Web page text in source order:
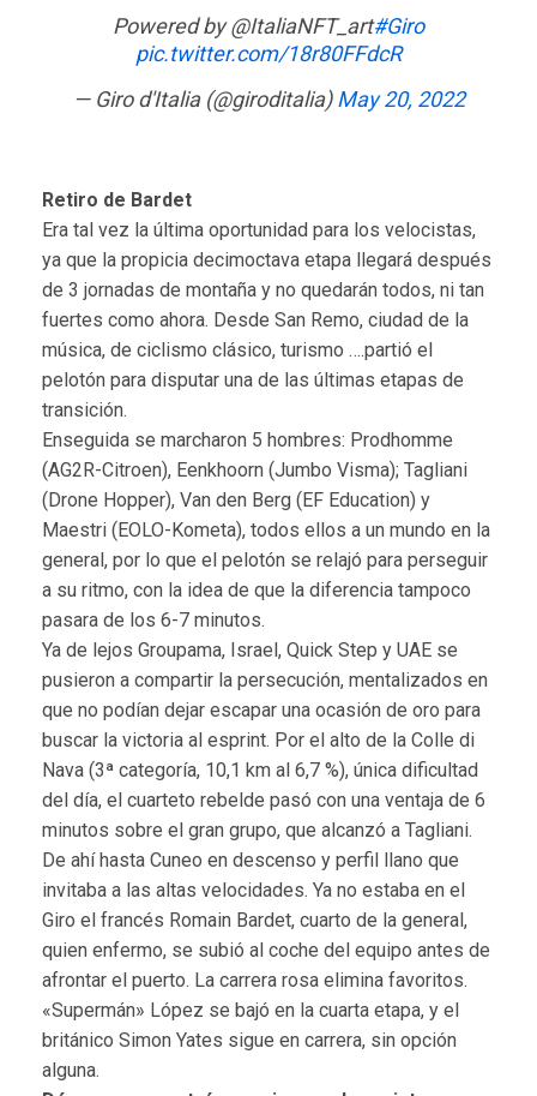
Powered by @ItaliaNFT_art#Giro
pic.twitter.com/18r80FFdcR
— Giro d'Italia (@giroditalia)May 20, 2022
Retiro de Bardet
Era tal vez la última oportunidad para los velocistas,
ya que la propicia decimoctava etapa llegará después
de 3 jornadas de montaña y no quedarán todos, ni tan
fuertes como ahora. Desde San Remo, ciudad de la
música, de ciclismo clásico, turismo ….partió el
pelotón para disputar una de las últimas etapas de
transición.
Enseguida se marcharon 5 hombres: Prodhomme
(AG2R-Citroen), Eenkhoorn (Jumbo Visma); Tagliani
(Drone Hopper), Van den Berg (EF Education) y
Maestri (EOLO-Kometa), todos ellos a un mundo en la
general, por lo que el pelotón se relajó para perseguir
a su ritmo, con la idea de que la diferencia tampoco
pasara de los 6-7 minutos.
Ya de lejos Groupama, Israel, Quick Step y UAE se
pusieron a compartir la persecución, mentalizados en
que no podían dejar escapar una ocasión de oro para
buscar la victoria al esprint. Por el alto de la Colle di
Nava (3ª categoría, 10,1 km al 6,7 %), única dificultad
del día, el cuarteto rebelde pasó con una ventaja de 6
minutos sobre el gran grupo, que alcanzó a Tagliani.
De ahí hasta Cuneo en descenso y perfil llano que
invitaba a las altas velocidades. Ya no estaba en el
Giro el francés Romain Bardet, cuarto de la general,
quien enfermo, se subió al coche del equipo antes de
afrontar el puerto. La carrera rosa elimina favoritos.
«Supermán» López se bajó en la cuarta etapa, y el
británico Simon Yates sigue en carrera, sin opción
alguna.